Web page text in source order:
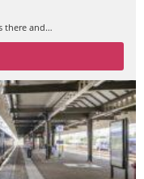
there and…